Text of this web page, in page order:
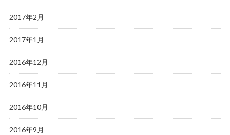
2017年2月
2017年1月
2016年12月
2016年11月
2016年10月
2016年9月